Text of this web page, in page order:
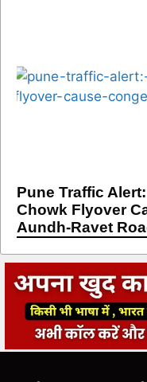
Pune Traffic
Chowk Flyover
Aundh-Ravet